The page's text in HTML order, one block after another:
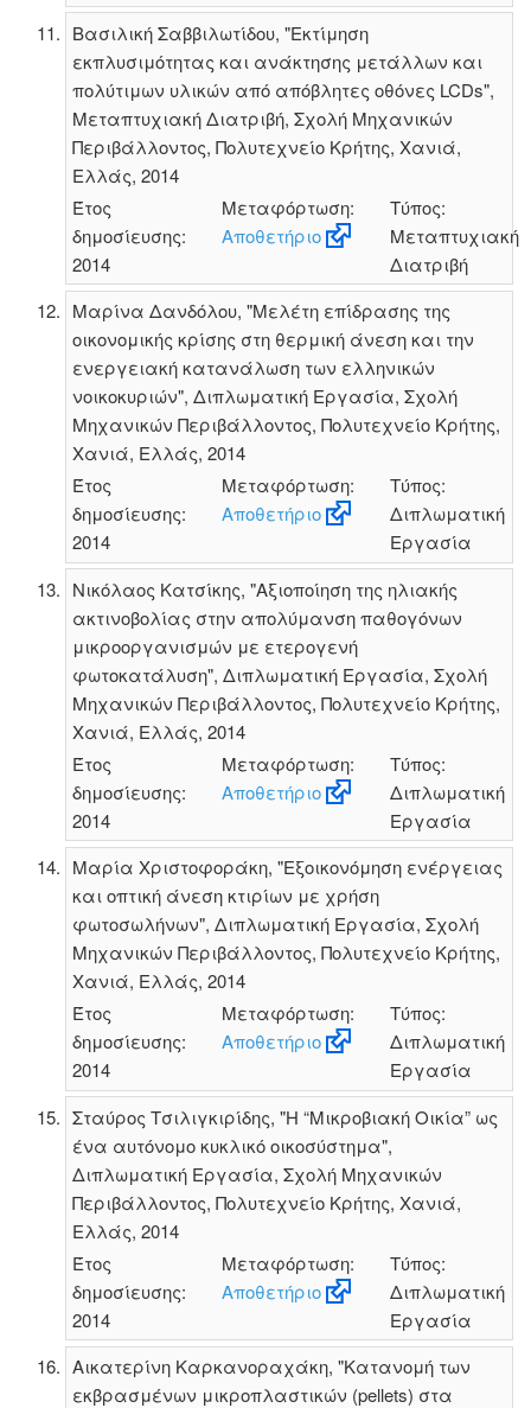
Βασιλική Σαββιλωτίδου, "Εκτίμηση
εκπλυσιμότητας και ανάκτησης μετάλλων και
πολύτιμων υλικών από απόβλητες οθόνες LCDs",
Μεταπτυχιακή Διατριβή, Σχολή Μηχανικών
Περιβάλλοντος, Πολυτεχνείο Κρήτης, Χανιά,
Ελλάς, 2014
Έτος
δημοσίευσης:
2014
Μεταφόρτωση:
Αποθετήριο
Τύπος:
Μεταπτυχιακή
Διατριβή
Μαρίνα Δανδόλου, "Μελέτη επίδρασης της
οικονομικής κρίσης στη θερμική άνεση και την
ενεργειακή κατανάλωση των ελληνικών
νοικοκυριών", Διπλωματική Εργασία, Σχολή
Μηχανικών Περιβάλλοντος, Πολυτεχνείο Κρήτης,
Χανιά, Ελλάς, 2014
Έτος
δημοσίευσης:
2014
Μεταφόρτωση:
Αποθετήριο
Τύπος:
Διπλωματική
Εργασία
Νικόλαος Κατσίκης, "Αξιοποίηση της ηλιακής
ακτινοβολίας στην απολύμανση παθογόνων
μικροοργανισμών με ετερογενή
φωτοκατάλυση", Διπλωματική Εργασία, Σχολή
Μηχανικών Περιβάλλοντος, Πολυτεχνείο Κρήτης,
Χανιά, Ελλάς, 2014
Έτος
δημοσίευσης:
2014
Μεταφόρτωση:
Αποθετήριο
Τύπος:
Διπλωματική
Εργασία
Μαρία Χριστοφοράκη, "Εξοικονόμηση ενέργειας
και οπτική άνεση κτιρίων με χρήση
φωτοσωλήνων", Διπλωματική Εργασία, Σχολή
Μηχανικών Περιβάλλοντος, Πολυτεχνείο Κρήτης,
Χανιά, Ελλάς, 2014
Έτος
δημοσίευσης:
2014
Μεταφόρτωση:
Αποθετήριο
Τύπος:
Διπλωματική
Εργασία
Σταύρος Τσιλιγκιρίδης, "H “Μικροβιακή Οικία” ως
ένα αυτόνομο κυκλικό οικοσύστημα",
Διπλωματική Εργασία, Σχολή Μηχανικών
Περιβάλλοντος, Πολυτεχνείο Κρήτης, Χανιά,
Ελλάς, 2014
Έτος
δημοσίευσης:
2014
Μεταφόρτωση:
Αποθετήριο
Τύπος:
Διπλωματική
Εργασία
Αικατερίνη Καρκανοραχάκη, "Κατανομή των
εκβρασμένων μικροπλαστικών (pellets) στα